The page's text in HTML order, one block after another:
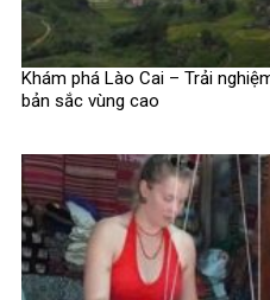
Khám phá Lào Cai – Trải
bản sắc vùng cao